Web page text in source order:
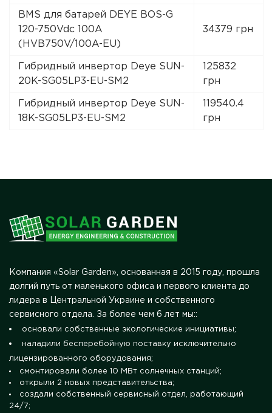
BMS для батарей DEYE BOS-G
120-750Vdc 100A
(HVB750V/100A-EU)
34379 грн
Гибридный инвертор Deye SUN-
20K-SG05LP3-EU-SM2
125832
грн
Гибридный инвертор Deye SUN-
18K-SG05LP3-EU-SM2
119540.4
грн
Компания «Solar Garden», основанная в 2015 году, прошла
долгий путь от маленького офиса и первого клиента до
лидера в Центральной Украине и собственного
сервисного отдела. За более чем 6 лет мы::
основали собственные экологические инициативы;
наладили бесперебойную поставку исключительно
лицензированного оборудования;
смонтировали более 10 МВт солнечных станций;
открыли 2 новых представительства;
создали собственный сервисный отдел, работающий
24/7;